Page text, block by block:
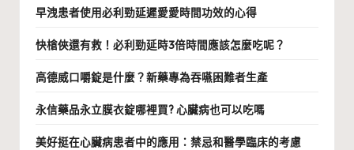
早洩患者使用必利勁延遲愛愛時間功效的心得
快槍俠還有救！必利勁延時3倍時間應該怎麼吃呢？
高德威口嚼錠是什麼？新藥專為吞嚥困難者生產
永信藥品永立膜衣錠哪裡買? 心臟病也可以吃嗎
美好挺在心臟病患者中的應用：禁忌和醫學臨床的考慮